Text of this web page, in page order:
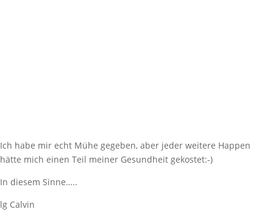
Ich habe mir echt Mühe gegeben, aber jeder weitere Happen
hätte mich einen Teil meiner Gesundheit gekostet:-)
In diesem Sinne…..
lg Calvin